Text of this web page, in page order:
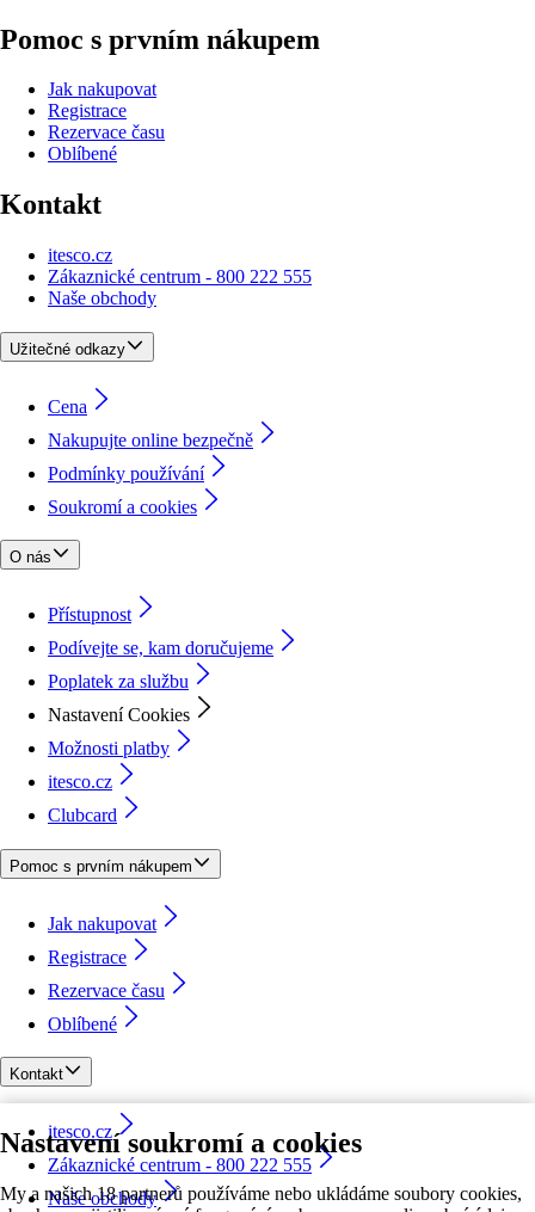
Nastavení soukromí a cookies
My a našich 18 partnerů používáme nebo ukládáme soubory cookies,
Pomoc s prvním nákupem
Jak nakupovat
Registrace
Rezervace času
Oblíbené
Kontakt
itesco.cz
Zákaznické centrum - 800 222 555
Naše obchody
Užitečné odkazy
Cena
Nakupujte online bezpečně
Podmínky používání
Soukromí a cookies
O nás
Přístupnost
Podívejte se, kam doručujeme
Poplatek za službu
Nastavení Cookies
Možnosti platby
itesco.cz
Clubcard
Pomoc s prvním nákupem
Jak nakupovat
Registrace
Rezervace času
Oblíbené
Kontakt
itesco.cz
Zákaznické centrum - 800 222 555
Naše obchody